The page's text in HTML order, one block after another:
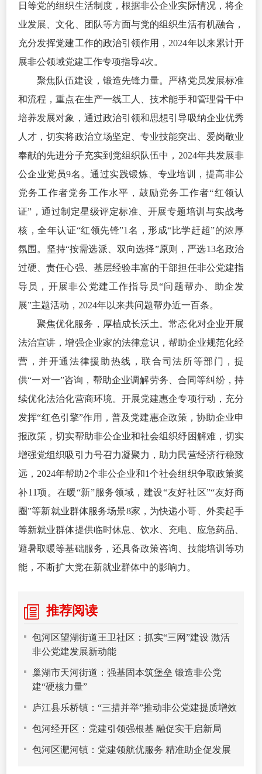
日等党的组织生活制度，根据非公企业实际情况，将企
业发展、文化、团队等方面与党的组织生活有机融合，
充分发挥党建工作的政治引领作用，2024年以来累计开
展非公领域党建工作专项指导4次。
聚焦队伍建设，锻造先锋力量。严格党员发展标准
和流程，重点在生产一线工人、技术能手和管理骨干中
培养发展对象，通过政治引领和思想引导吸纳企业优秀
人才，切实将政治立场坚定、专业技能突出、爱岗敬业
奉献的先进分子充实到党组织队伍中，2024年共发展非
公企业党员9名。通过实践锻炼、专业培训，提高非公
党务工作者党务工作水平，鼓励党务工作者“红领认
证”，通过制定星级评定标准、开展专题培训与实战考
核，全年认证“红领先锋”1名，形成“比学赶超”的浓厚
氛围。坚持“按需选派、双向选择”原则，严选13名政治
过硬、责任心强、基层经验丰富的干部担任非公党建指
导员，开展非公党建工作指导员“问题帮办、助企发
展”主题活动，2024年以来共问题帮办近一百条。
聚焦优化服务，厚植成长沃土。常态化对企业开展
法治宣讲，增强企业家的法律意识，帮助企业规范化经
营，并开通法律援助热线，联合司法所等部门，提
供“一对一”咨询，帮助企业调解劳务、合同等纠纷，持
续优化法治化营商环境。开展党建惠企专项行动，充分
发挥“红色引擎”作用，普及党建惠企政策，协助企业申
报政策，切实帮助非公企业和社会组织纾困解难，切实
增强党组织吸引力号召力凝聚力，助力民营经济行稳致
远，2024年帮助2个非公企业和1个社会组织争取政策奖
补11项。在暖“新”服务领域，建设“友好社区”“友好商
圈”等新就业群体服务场景8家，为快递小哥、外卖起手
等新就业群体提供临时休息、饮水、充电、应急药品、
避暑取暖等基础服务，还具备政策咨询、技能培训等功
能，不断扩大党在新就业群体中的影响力。
推荐阅读
包河区望湖街道王卫社区：抓实“三网”建设 激活
非公党建发展新动能
巢湖市天河街道：强基固本筑堡垒 锻造非公党
建“硬核力量”
庐江县乐桥镇：“三措并举”推动非公党建提质增效
包河经开区：党建引领强根基 融促实干启新局
包河区淝河镇：党建领航优服务 精准助企促发展